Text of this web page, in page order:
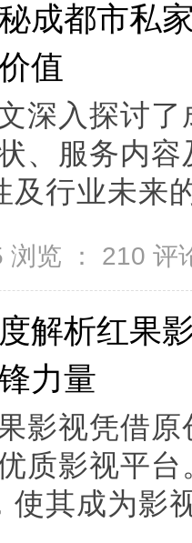
成都市私
值
深入探讨
、服务内
及行业未来
览 ： 210 评
解析红果
力量
影视凭借
质影视平
使其成为影